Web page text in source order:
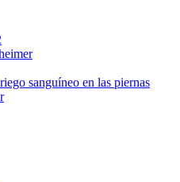
sanguíneo en las piernas